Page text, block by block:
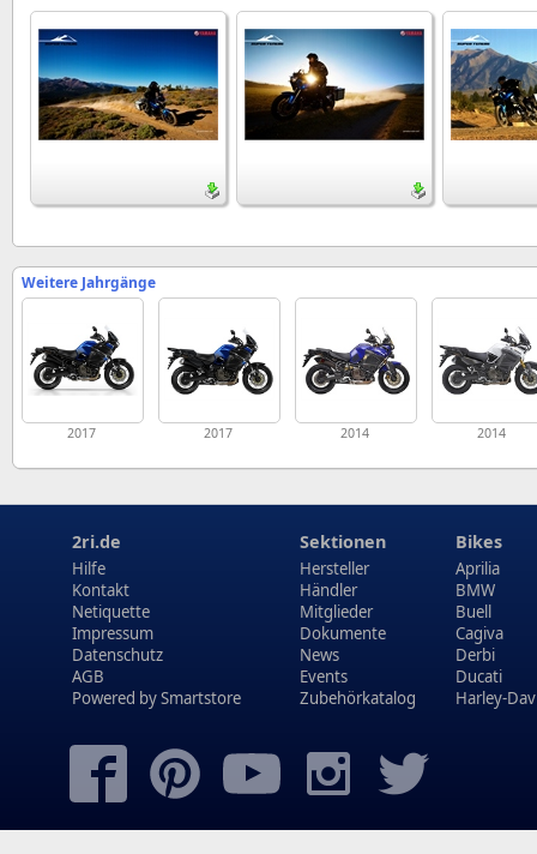
Weitere Jahrgänge
2017 2017 2014 2014
2ri.de
Hilfe
Kontakt
Netiquette
Impressum
Datenschutz
AGB
Powered bySmartstore
Sektionen
Hersteller
Händler
Mitglieder
Dokumente
News
Events
Zubehörkatalog
Bikes
Aprilia
BMW
Buell
Cagiva
Derbi
Ducati
Harley-